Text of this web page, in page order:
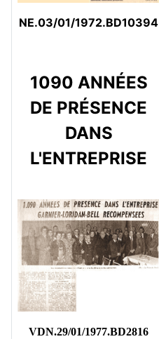
NE.03/01/1972.BD10394
1090 ANNÉES
DE PRÉSENCE
DANS
L'ENTREPRISE
VDN.29/01/1977.BD2816